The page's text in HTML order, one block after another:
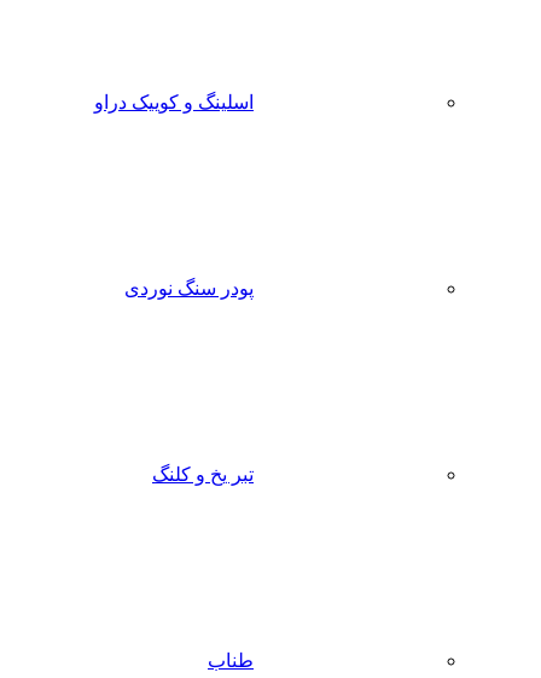
اسلینگ و کوییک دراو
پودر سنگ نوردی
تبر یخ و کلنگ
طناب